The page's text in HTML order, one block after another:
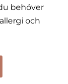
behöver
och